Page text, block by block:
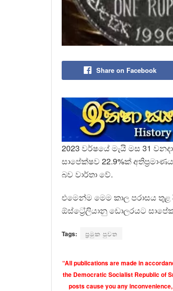
Share on Facebook
2023 වර්ෂයේ මැයි මස 31
සාපේක්ෂව 22.9%ක්
බව වාර්තා වේ.
එමෙන්ම මෙම කාල පරාසය
ඕස්ට්‍රේලියානු ඩොලරයට
Tags: ප්‍රමුක පුවත
“All publications are made in
the Democratic Socialist Republic of
posts cause you any